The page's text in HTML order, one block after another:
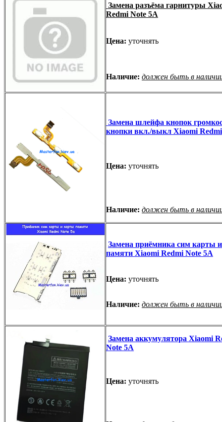
Замена разъёма гарнитуры
Redmi Note 5A
Цена: уточнять
Наличие: должен быть в
Замена шлейфа кнопок
кнопки вкл./выкл Xiaomi
Цена: уточнять
Наличие: должен быть в
Замена приёмника сим карты
памяти Xiaomi Redmi Note 5A
Цена: уточнять
Наличие: должен быть в
Замена аккумулятора Xiaomi
Note 5A
Цена: уточнять